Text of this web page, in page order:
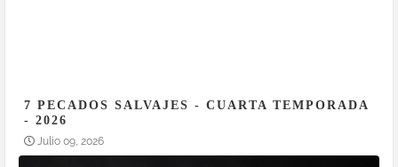
7 PECADOS SALVAJES - CUARTA TEMPORADA
- 2026
Julio 09, 2026